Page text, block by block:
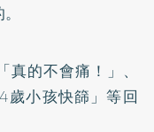
的不會痛！」、
歲小孩快篩」等回